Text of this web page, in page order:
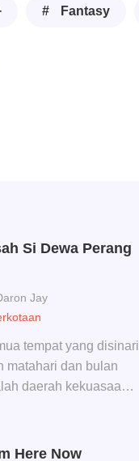
# Fantasy
Si Dewa Perang
Jay
tempat yang disinari
matahari dan bulan
daerah kekuasaan
Saat itu, di langit yang
Here Now